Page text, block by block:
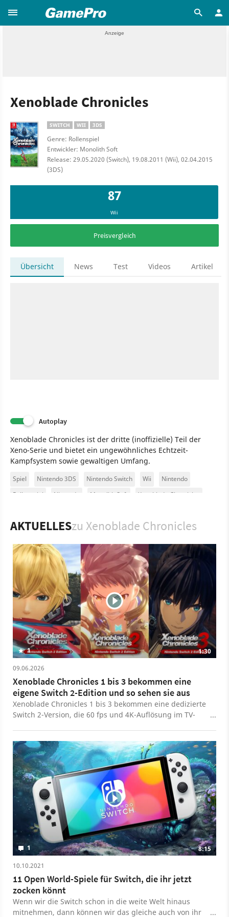
Xenoblade Chronicles
SWITCH WII 3DS
Genre: Rollenspiel
Entwickler: Monolith Soft
Release: 29.05.2020 (Switch), 19.08.2011 (Wii), 02.04.2015
(3DS)
87
Wii
Preisvergleich
Übersicht News Test Videos Artikel
Autoplay
Xenoblade Chronicles ist der dritte (inoffizielle) Teil der
Xeno-Serie und bietet ein ungewöhnliches Echtzeit-
Kampfsystem sowie gewaltigen Umfang.
Spiel Nintendo 3DS Nintendo Switch Wii
Nintendo
Rollenspiel
Nintendo Monolith Soft Xenoblade Chronicles
AKTUELLESzu Xenoblade Chronicles
1
1:30
09.06.2026
Xenoblade Chronicles 1 bis 3 bekommen eine
eigene Switch 2-Edition und so sehen sie aus
Xenoblade Chronicles 1 bis 3 bekommen eine dedizierte
Switch 2-Version, die 60 fps und 4K-Auflösung im TV-
verbessert. Zuzsätzlich gibt es neue Funktionen wie
einem Highspeed-Gefährt für das erste Spiel,
Söldnertrupp-Gefechte mit Klingen in Chronicles 2 und
ein Modus für Chronicles 3, in dem ihr gegen Wellen
von Gegnern kämpft. Die Switch 2-Version von
Xenoblade Chronicles erscheint am 9. Juni
(digital/Upgrade), beziehungsweise 30. Juli (physisch).
Xenoblade Chronicles 2 kommt am 30. Juli
(digital/Upgrade) und 1. Oktober (physisch), und
Xenoblade Chronicles 3 dann am 3. Dezember.
1
8:15
10.10.2021
11 Open World-Spiele für Switch, die ihr jetzt
zocken könnt
Wenn wir die Switch schon in die weite Welt hinaus
mitnehmen, dann können wir das gleiche auch von ihr